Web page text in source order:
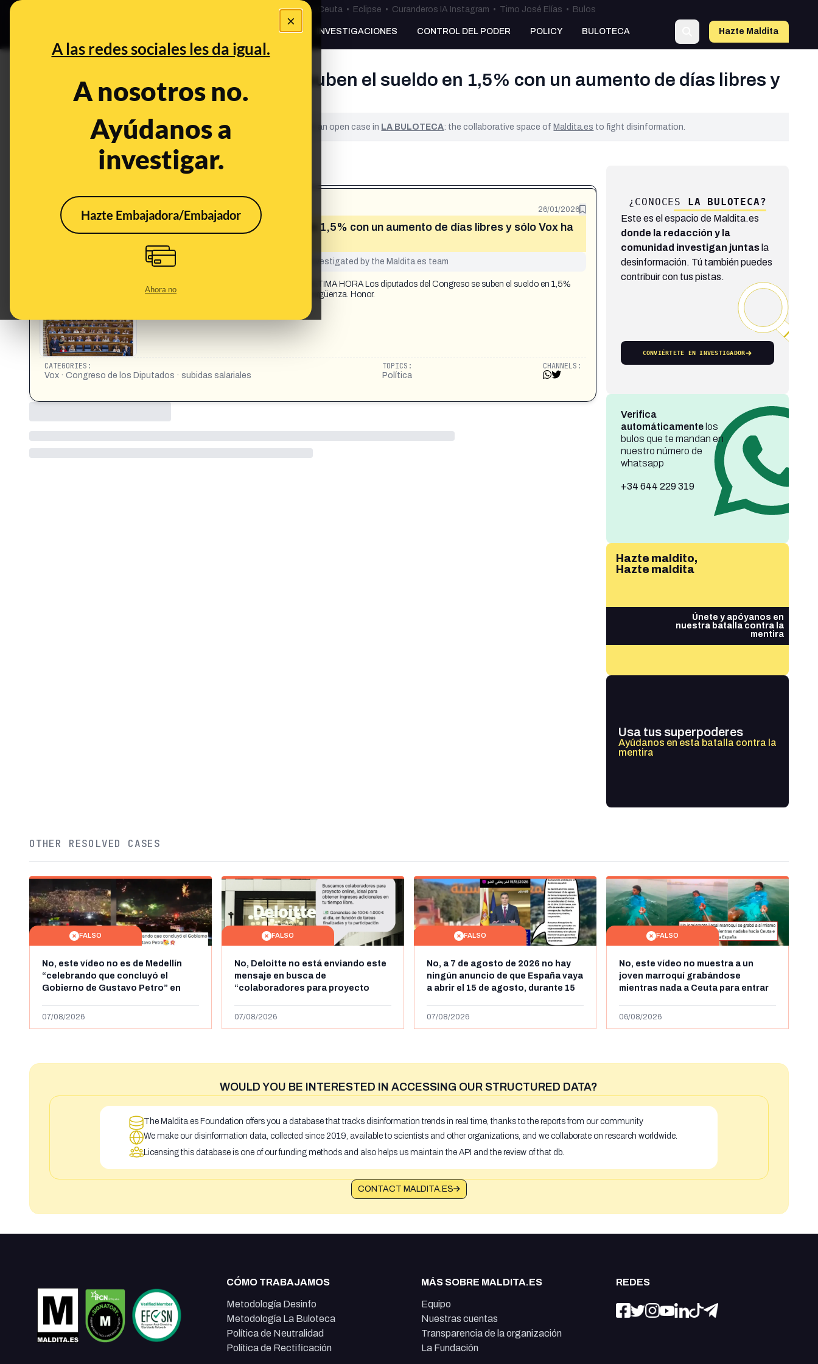
×
A las redes sociales les da igual.
A nosotros no.
Ayúdanos a
investigar.
Hazte Embajadora/Embajador
Ahora no
Especial Ceuta•Bulos Ceuta • Eclipse • Curanderos IA Instagram • Timo José Elías • Bulos
PREBUNKING INVESTIGACIONES CONTROL DEL PODER POLICY BULOTECA Hazte Maldita
¿Los diputados del Congreso se suben el sueldo en 1,5% con un aumento de días libres y
sólo Vox ha votado en contra?
This content has NOT yet been verified. It is an open case in LA BULOTECA: the collaborative space ofMaldita.es to fight disinformation.
What's being said: 26/01/2026
«Los diputados del Congreso se suben el sueldo en 1,5% con un aumento de días libres y sólo Vox ha
This content has not yet been investigated by the Maldita.es team
https://x.com/VOXpEspana/status/2012209221538873644?s=20 ‼️ ÚLTIMA HORA Los diputados del Congreso se suben el sueldo en 1,5%
con un aumento de días libres. Sólo VOX ha votado en contra de esta vergüenza. Honor.
CATEGORIES:
Vox · Congreso de los Diputados · subidas salariales
TOPICS:
Política
CHANNELS:
¿CONOCES LA BULOTECA?
Este es el espacio de Maldita.es
donde la redacción y la
comunidad investigan juntasla
desinformación. Tú también puedes
contribuir con tus pistas.
CONVIÉRTETE EN INVESTIGADOR
Verifica
automáticamentelos
bulos que te mandan en
nuestro número de
whatsapp
+34 644 229 319
Hazte maldito,
Hazte maldita
Únete y apóyanos en
nuestra batalla contra la
mentira
Usa tus superpoderes
Ayúdanos en esta batalla contra la
mentira
OTHER RESOLVED CASES
FALSO
No, este vídeo no es de Medellín
“celebrando que concluyó el
Gobierno de Gustavo Petro” en
de 2024
07/08/2026
FALSO
No, Deloitte no está enviando este
mensaje en busca de
“colaboradores para proyecto
1.000 euros al día: es un timo
07/08/2026
FALSO
No, a 7 de agosto de 2026 no hay
ningún anuncio de que España vaya
a abrir el 15 de agosto, durante 15
y Ceuta
07/08/2026
FALSO
No, este vídeo no muestra a un
joven marroquí grabándose
mientras nada a Ceuta para entrar
más de 450km de Ceuta y el autor lo
06/08/2026
WOULD YOU BE INTERESTED IN ACCESSING OUR STRUCTURED DATA?
The Maldita.es Foundation offers you a database that tracks disinformation trends in real time, thanks to the reports from our community
We make our disinformation data, collected since 2019, available to scientists and other organizations, and we collaborate on research worldwide.
Licensing this database is one of our funding methods and also helps us maintain the API and the review of that db.
CONTACT MALDITA.ES
CÓMO TRABAJAMOS
Metodología Desinfo
Metodología La Buloteca
Política de Neutralidad
Política de Rectificación
MÁS SOBRE MALDITA.ES
Equipo
Nuestras cuentas
Transparencia de la organización
La Fundación
REDES